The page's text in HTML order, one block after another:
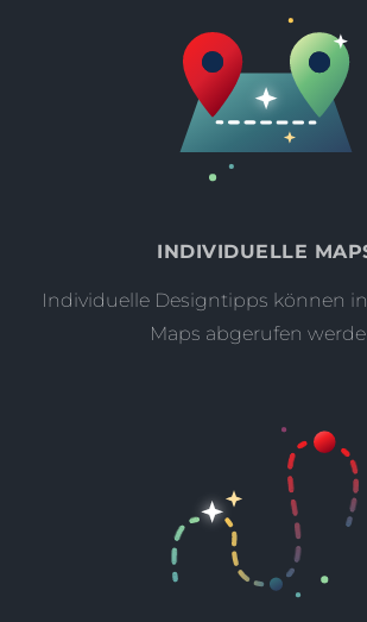
INDIVIDUELLE
Individuelle Designtipps können
Maps abgerufen